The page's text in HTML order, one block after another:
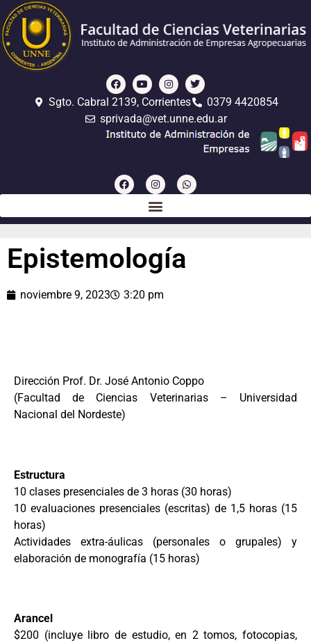
Sgto. Cabral 2139, Corrientes
0379 4420854
sprivada@vet.unne.edu.ar
Epistemología
noviembre 9, 2023 3:20 pm
Dirección Prof. Dr. José Antonio Coppo
(Facultad de Ciencias Veterinarias – Universidad
Nacional del Nordeste)
Estructura
10 clases presenciales de 3 horas (30 horas)
10 evaluaciones presenciales (escritas) de 1,5 horas (15
horas)
Actividades extra-áulicas (personales o grupales) y
elaboración de monografía (15 horas)
Arancel
$200 (incluye libro de estudio, en 2 tomos, fotocopias,